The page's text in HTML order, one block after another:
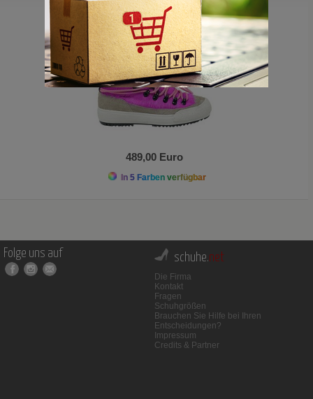
489,00 Euro
In 5 Farben verfügbar
Folge uns auf schuhe.net
Die Firma
Kontakt
Fragen
Schuhgrößen
Brauchen Sie Hilfe bei Ihren
Entscheidungen?
Impressum
Credits & Partner